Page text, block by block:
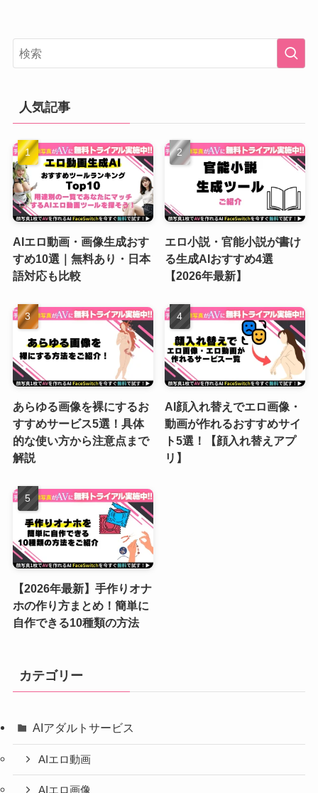
人気記事
AIエロ動画・画像生成おす
すめ10選｜無料あり・日本
語対応も比較
エロ小説・官能小説が書け
る生成AIおすすめ4選
【2026年最新】
あらゆる画像を裸にするお
すすめサービス5選！具体
的な使い方から注意点まで
解説
AI顔入れ替えでエロ画像・
動画が作れるおすすめサイ
ト5選！【顔入れ替えアプ
リ】
【2026年最新】手作りオナ
ホの作り方まとめ！簡単に
自作できる10種類の方法
カテゴリー
AIアダルトサービス
AIエロ動画
AIエロ画像